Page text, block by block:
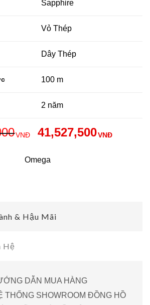
Sapphire
Vỏ Thép
Dây Thép
100 m
2 năm
VNĐ 41,527,500VNĐ
Omega
& Hậu Mãi
Hệ
DẪN MUA HÀNG
THỐNG SHOWROOM ĐỒNG HỒ